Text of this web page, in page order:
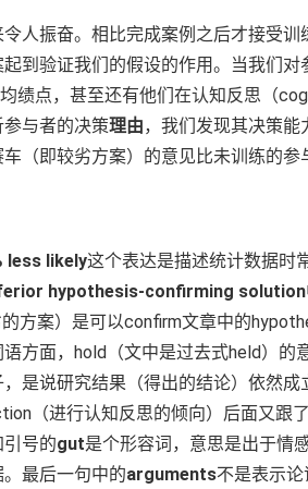
人振奋。相比完成案例之后才接受
到验证我们的假设的作用。当我们
绩点，甚至还有他们在认知反思（
与者的决策理由，我们发现其决策
（即较劣方案）的意见比未训练的参
less likely这个表达是描述统计数据时
hypothesis-confirming solution
的方案）是可以confirm文章中的
方面，hold（文中是过去式held）
是说研究结果（得出的结论）依然
（进行认知反思的倾向）后面又跟
号的gut是个形容词，意思是出于情
最后一句中的arguments不是表示